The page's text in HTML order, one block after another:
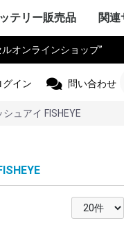
VAIO
Mac
ト・パ
トウェ
ー
オープン
ボムソン
ュータ
ーテッ
ロンティ
ト
JEC
PENTAX
イクロニ
ク
スト・パ
シュ
タ
クラ
Philips
工機
電工
セラ
ビ
シュ
ィー
マクセ
スォルト
メル
タス
テックス
ン
ブラ
ー
ップオン
ランド
アースマ
ル
ライカー
ボット
タ製作所
ク
クス
士フイル
電工 松
azbil
研本田
パン
イリー
GIANT
ィー・エ
ットJVC
ントン
ク
Polaroid
タックス
士フイル
タ
ーアンド
イ
イス
セラ
ジテル
ラリオ
ションロ
ンウッ
キョー
ニクス
ュー
ジクー
ー
ンランド
ト・パ
ル
ーウェイ
PENTAX
brother
ト・パ
インスツ
クス
ナソニ
ータ
・コクヨ
イ
リューシ
モトロー
機
機
ク
電話
子工業
極東開
ワ
旧 東京電
ナソニ
グウェイ
ンティア
工
ザイン
ナソニ
シュ
ムテック
ウイン
ミン
ルスタ
オニア
ドデッカ
インバー
ナショ
ム 環境
コップ
ヤマ
ー
モトロー
電工
クエナジ
コテック
ト・サン
エナジ
ーエスサ
ック
ブテスコ
インバー
インスツ
ン
ープ
ングジム
ナソニ
アイエピ
ウン
リップス
ル
ラス
ナソニ
電機
ロン
インバー
テリー販売品 関連
（サ
見積
販売
回収
オンラインショップ”
グイン 問い合わせ
シュアイ FISHEYE